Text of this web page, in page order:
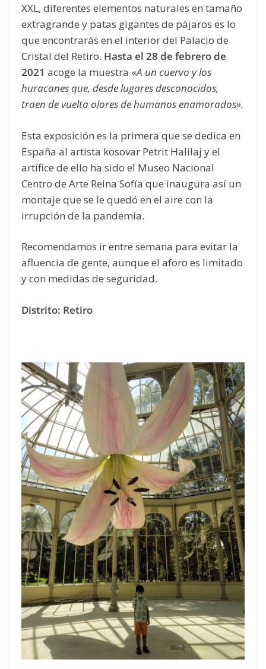
XXL, diferentes elementos naturales en tamaño
extragrande y patas gigantes de pájaros es lo
que encontrarás en el interior del Palacio de
Cristal del Retiro. Hasta el 28 de febrero de
2021 acoge la muestra «A un cuervo y los
huracanes que, desde lugares desconocidos,
traen de vuelta olores de humanos enamorados».
Esta exposición es la primera que se dedica en
España al artista kosovar Petrit Halilaj y el
artífice de ello ha sido el Museo Nacional
Centro de Arte Reina Sofía que inaugura así un
montaje que se le quedó en el aire con la
irrupción de la pandemia.
Recomendamos ir entre semana para evitar la
afluencia de gente, aunque el aforo es limitado
y con medidas de seguridad.
Distrito: Retiro